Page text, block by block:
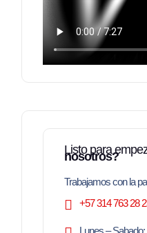
Listo para
nosotros?
Trabajamos con la
+57 314 763 28
Lunes –